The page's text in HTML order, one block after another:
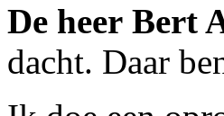
De heer Bert
dacht. Daar